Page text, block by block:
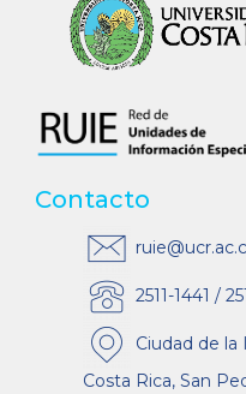
Contacto
2511-1441 /
Ciudad de la
Costa Rica, San